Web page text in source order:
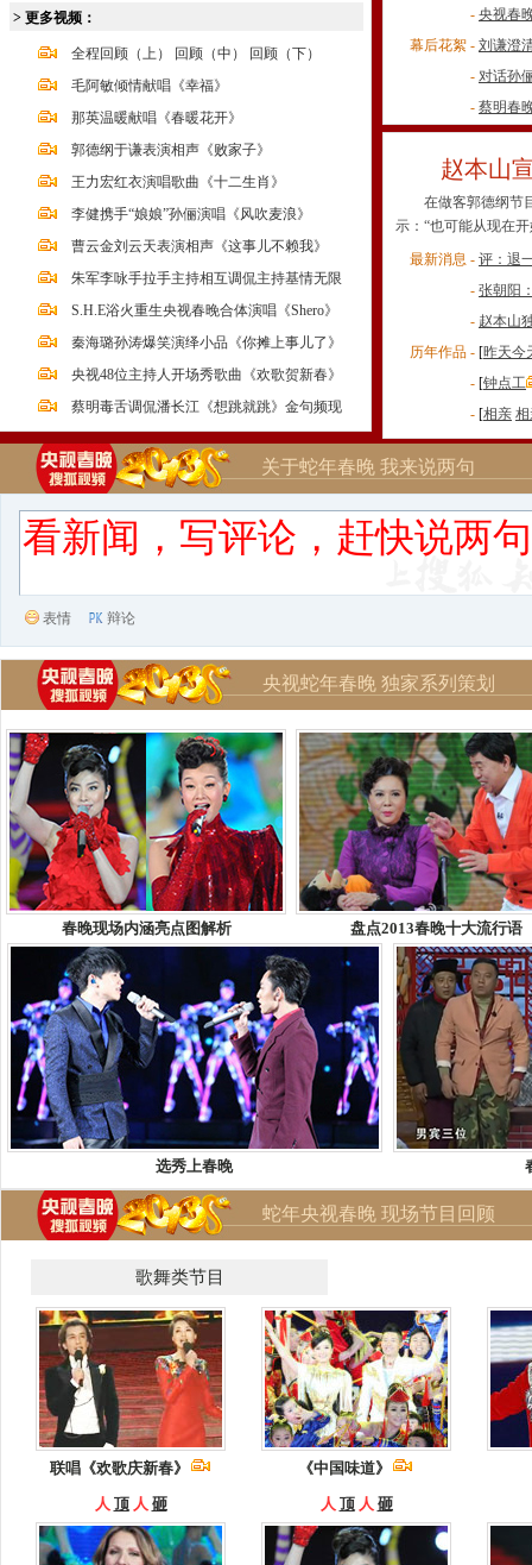
> 更多视频：
全程回顾（上） 回顾（中）
回顾（下）
毛阿敏倾情献唱《幸福》
那英温暖献唱《春暖花开》
郭德纲于谦表演相声《败家子》
王力宏红衣演唱歌曲《十二生肖》
李健携手“娘娘”孙俪演唱《风吹麦浪》
曹云金刘云天表演相声《这事儿不赖我》
朱军李咏手拉手主持相互调侃主持基情无限
S.H.E浴火重生央视春晚合体演唱《Shero》
秦海璐孙涛爆笑演绎小品《你摊上事儿了》
央视48位主持人开场秀歌曲《欢歌贺新春》
蔡明毒舌调侃潘长江《想跳就跳》金句频现
- 央视春
幕后花絮 - 刘谦澄
- 对话孙
- 蔡明春
赵本山
在做客郭德纲节目
示：“也可能从现在
最新消息 - 评：退
- 张朝阳
- 赵本山
历年作品 - [昨天今
- [钟点工
- [相亲 相
关于蛇年春晚 我来说两句
表情 辩论
央视蛇年春晚 独家系列策划
春晚现场内涵亮点图解析 盘点2013春晚十大流行语
选秀上春晚
蛇年央视春晚 现场节目回顾
歌舞类节目
联唱《欢歌庆新春》
人 顶 人 砸
《中国味道》
人 顶 人 砸